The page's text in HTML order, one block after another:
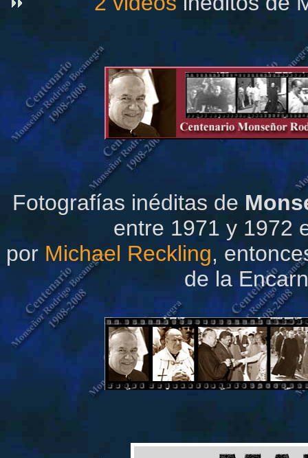
Fotografías inéditas de
entre 1971 y 1972
porMichael Reckling,
de la